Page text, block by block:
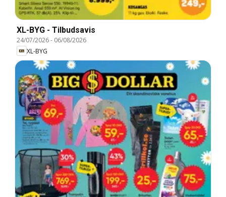
XL-BYG - Tilbudsavis
24/07/2026- 06/08/2026
XL-BYG